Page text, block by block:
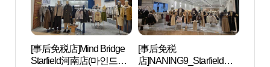
[事后免税店]Mind Bridge
Starfield河南店(마인드브
[事后免税
店]NANING9_Starfield河